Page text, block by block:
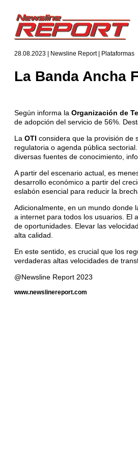
28.08.2023 | Newsline Report | Plataformas
La Banda Ancha
Según informa la Organización de
de adopción del servicio de 56%.
La OTI considera que la provisión de
regulatoria o agenda pública
diversas fuentes de conocimiento,
A partir del escenario actual, es
desarrollo económico a partir del
eslabón esencial para reducir la
Adicionalmente, en un mundo donde
a internet para todos los usuarios. El
de oportunidades. Elevar las
alta calidad.
En este sentido, es crucial que los
verdaderas altas velocidades de
@Newsline Report 2023
www.newslinereport.com